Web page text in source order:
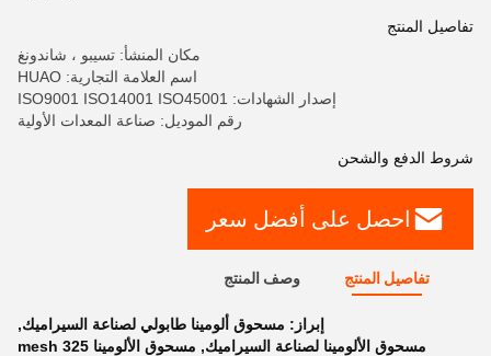
تفاصيل المنتج
مكان المنشأ: تسيبو ، شاندونغ
اسم العلامة التجارية: HUAO
إصدار الشهادات: ISO9001 ISO14001 ISO45001
رقم الموديل: صناعة المعدات الأولية
شروط الدفع والشحن
احصل على أفضل سعر
تفاصيل المنتج وصف المنتج
إبراز: مسحوق ألومينا طابولي لصناعة السيراميك,
مسحوق الألومينا لصناعة السيراميك, مسحوق الألومينا 325 mesh